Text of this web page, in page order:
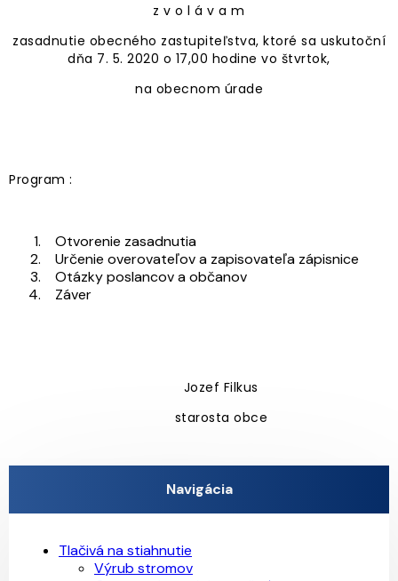
z v o l á v a m
zasadnutie obecného zastupiteľstva, ktoré sa uskutoční
dňa 7. 5. 2020 o 17,00 hodine vo štvrtok,
na obecnom úrade
Program :
Otvorenie zasadnutia
Určenie overovateľov a zapisovateľa zápisnice
Otázky poslancov a občanov
Záver
Jozef Filkus
starosta obce
Navigácia
Tlačivá na stiahnutie
Výrub stromov